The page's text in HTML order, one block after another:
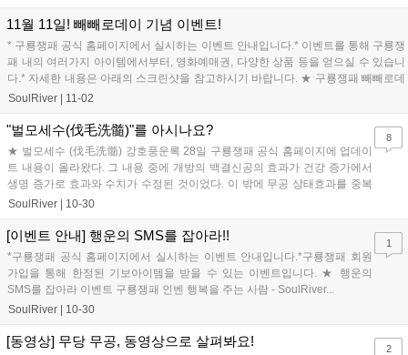
11월 11일! 빼빼로데이 기념 이벤트!
* 구룡쟁패 공식 홈페이지에서 실시하는 이벤트 안내입니다.* 이벤트를 통해 구룡쟁
패 내의 여러가지 아이템에서부터, 영화예매권, 다양한 상품 등을 얻으실 수 있습니
다.* 자세한 내용은 아래의 스크린샷을 참고하시기 바랍니다. ★ 구룡쟁패 빼빼로데
이 이벤트...
SoulRiver 11-02
"벌모세수(伐毛洗髓)"를 아시나요?
★ 벌모세수 (伐毛洗髓) 강호풍운록 28일 구룡쟁패 공식 홈페이지에 업데이
트 내용이 올라왔다. 그 내용 중에 개방의 백결신공의 효과가 건강 증가에서
생명 증가로 효과와 수치가 수정된 것이었다. 이 밖에 무공 상태효과를 중복
하여, 적용 받을 수 없게 수...
SoulRiver 10-30
8
[이벤트 안내] 행운의 SMS를 잡아라!!
*구룡쟁패 공식 홈페이지에서 실시하는 이벤트 안내입니다.*구룡쟁패 회원
가입을 통해 한정된 기보아이템을 받을 수 있는 이벤트입니다. ★ 행운의
SMS를 잡아라 이벤트 구룡쟁패 인벤 행복을 주는 사람 - SoulRiver...
SoulRiver
10-30
1
[동영상] 무당 무공, 동영상으로 살펴봐요! 2